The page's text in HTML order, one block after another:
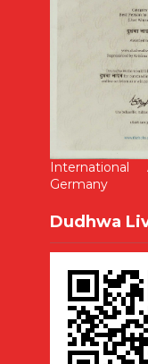
Germany
Dudhwa